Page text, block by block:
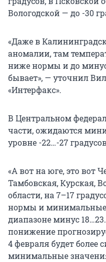
Вологодской — до -30
«Даже в
аномалии, там
ниже нормы и до минус
бывает», — уточнил
«Интерфакс».
В Центральном
части, ожидаются
уровне -22…-27
«А вот на юге, это вот
Тамбовская, Курская,
области, на 7–17
нормы и минимальные
диапазоне минус
понижение
4 февраля будет более
минимальные